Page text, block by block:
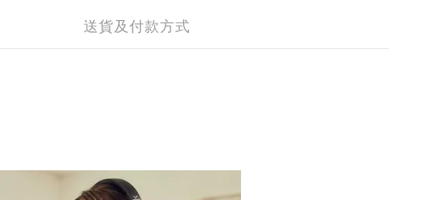
送貨及付款方式